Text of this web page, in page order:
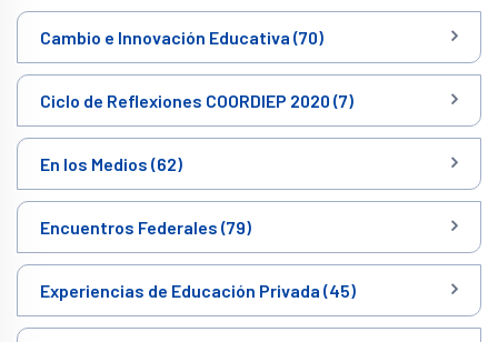
Cambio e Innovación Educativa (70)
Ciclo de Reflexiones COORDIEP 2020 (7)
En los Medios (62)
Encuentros Federales (79)
Experiencias de Educación Privada (45)